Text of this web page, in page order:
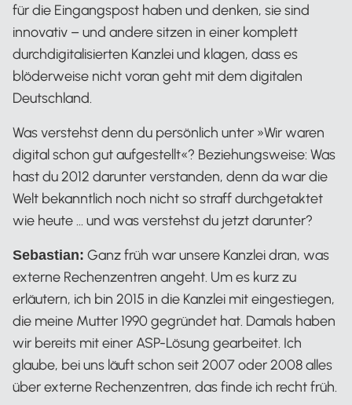
für die Eingangspost haben und denken, sie sind
innovativ – und andere sitzen in einer komplett
durchdigitalisierten Kanzlei und klagen, dass es
blöderweise nicht voran geht mit dem digitalen
Deutschland.
Was verstehst denn du persönlich unter »Wir waren
digital schon gut aufgestellt«? Beziehungsweise: Was
hast du 2012 darunter verstanden, denn da war die
Welt bekanntlich noch nicht so straff durchgetaktet
wie heute … und was verstehst du jetzt darunter?
Sebastian: Ganz früh war unsere Kanzlei dran, was
externe Rechenzentren angeht. Um es kurz zu
erläutern, ich bin 2015 in die Kanzlei mit eingestiegen,
die meine Mutter 1990 gegründet hat. Damals haben
wir bereits mit einer ASP-Lösung gearbeitet. Ich
glaube, bei uns läuft schon seit 2007 oder 2008 alles
über externe Rechenzentren, das finde ich recht früh.